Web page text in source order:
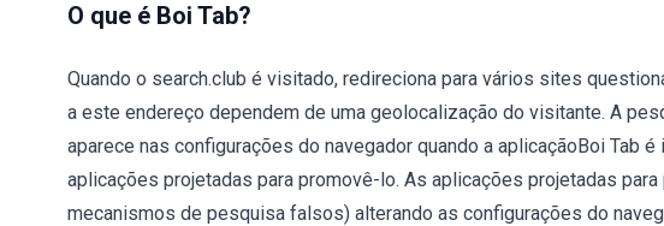
O que é Boi Tab?
Quando o search.club é visitado, redireciona para vários sites
a este endereço dependem de uma geolocalização do visitante. A
aparece nas configurações do navegador quando a aplicaçãoBoi Tab
aplicações projetadas para promovê-lo. As aplicações projetadas
mecanismos de pesquisa falsos) alterando as configurações do